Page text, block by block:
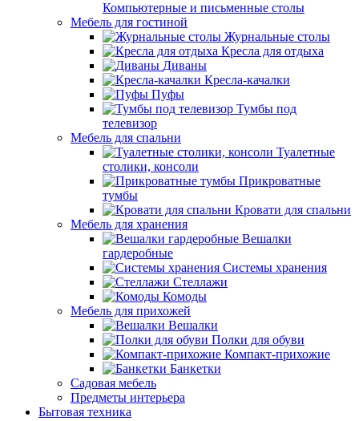
Компьютерные и письменные столы
Мебель для гостиной
Журнальные столы
Кресла для отдыха
Диваны
Кресла-качалки
Пуфы
Тумбы под
телевизор
Мебель для спальни
Туалетные
столики, консоли
Прикроватные
тумбы
Кровати для спальни
Мебель для хранения
Вешалки
гардеробные
Системы хранения
Стеллажи
Комоды
Мебель для прихожей
Вешалки
Полки для обуви
Компакт-прихожие
Банкетки
Садовая мебель
Предметы интерьера
Бытовая техника